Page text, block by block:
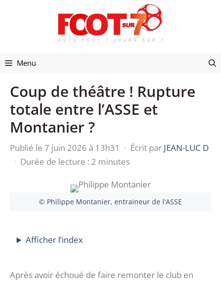
Menu
Coup de théâtre ! Rupture
totale entre l’ASSE et
Montanier ?
Publié le 7 juin 2026 à 13h31 · Écrit par JEAN-LUC D
· Durée de lecture : 2 minutes
© Philippe Montanier, entraineur de l'ASSE
Afficher l’index
Après avoir échoué de faire remonter le club en